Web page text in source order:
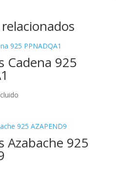
Cadena 925
Azabache 925